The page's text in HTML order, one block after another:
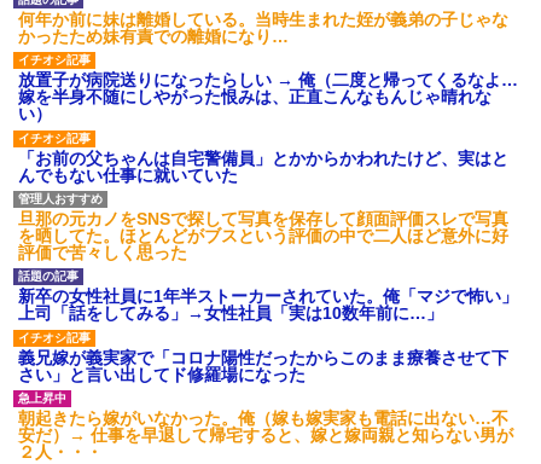
後続車にクラクションを鳴ら
され彼氏が逆切れ。「何クラク
ション鳴らしてんだ！降りてこ
いよ！」と怒鳴りだし...
【衝撃】報酬100万円超の治験
募集がこちらｗｗｗｗｗ(※画像
あり)
【ネット騒然】惨殺されたタ
ワマン頂き女子のこの動画、す
げえええええｗｗｗｗｗｗｗｗ
ｗｗｗ
【愕然】白のクラウン俺氏、
高速道路左車線を制限速度で走
った結果wwwwwwwwwwww
百年の恋12-899 食べた量を
張り合ってくる
【悲報】佐藤輝明・・・２軍
でも盛大にやらかす←あまり悲
しませないでくれ
何年か前に妹は離婚している。当時生まれた姪が義弟の子じゃな
かったため妹有責での離婚になり…
放置子が病院送りになったらしい → 俺（二度と帰ってくるなよ…
嫁を半身不随にしやがった恨みは、正直こんなもんじゃ晴れな
い）
「お前の父ちゃんは自宅警備員」とかからかわれたけど、実はと
んでもない仕事に就いていた
旦那の元カノをSNSで探して写真を保存して顔面評価スレで写真
を晒してた。ほとんどがブスという評価の中で二人ほど意外に好
評価で苦々しく思った
新卒の女性社員に1年半ストーカーされていた。俺「マジで怖い」
上司「話をしてみる」→女性社員「実は10数年前に…」
義兄嫁が義実家で「コロナ陽性だったからこのまま療養させて下
さい」と言い出してド修羅場になった
朝起きたら嫁がいなかった。俺（嫁も嫁実家も電話に出ない…不
安だ）→ 仕事を早退して帰宅すると、嫁と嫁両親と知らない男が
２人・・・